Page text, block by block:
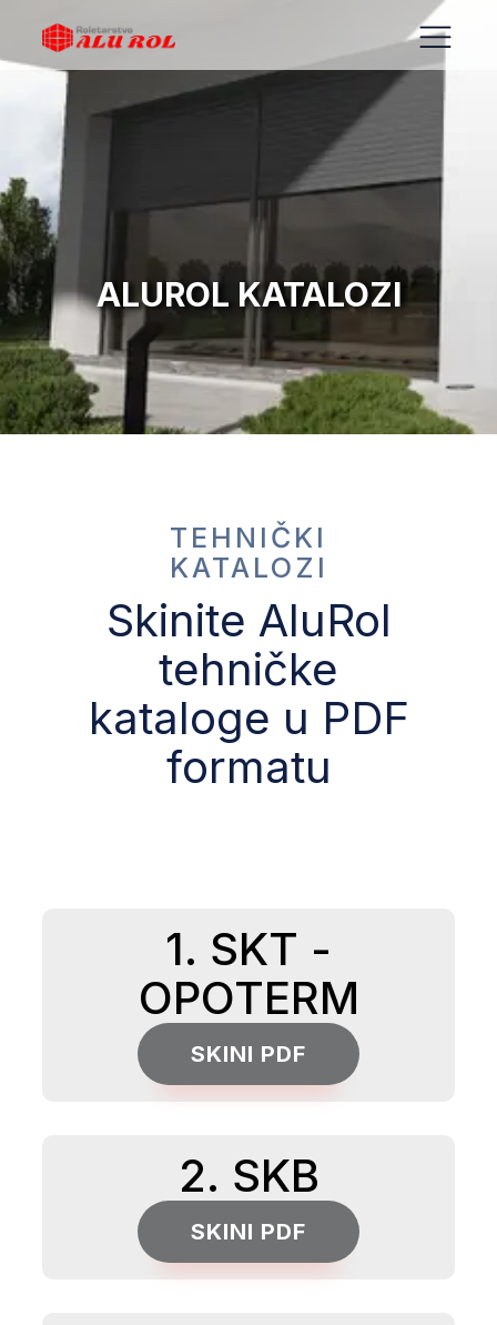
ALUROL KATALOZI
TEHNIČKI
KATALOZI
Skinite AluRol
tehničke
kataloge u PDF
formatu
1. SKT -
OPOTERM
SKINI PDF
2. SKB
SKINI PDF